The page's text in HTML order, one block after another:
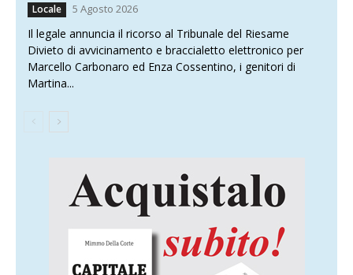
Locale 5 Agosto 2026
Il legale annuncia il ricorso al Tribunale del Riesame
Divieto di avvicinamento e braccialetto elettronico per
Marcello Carbonaro ed Enza Cossentino, i genitori di
Martina...